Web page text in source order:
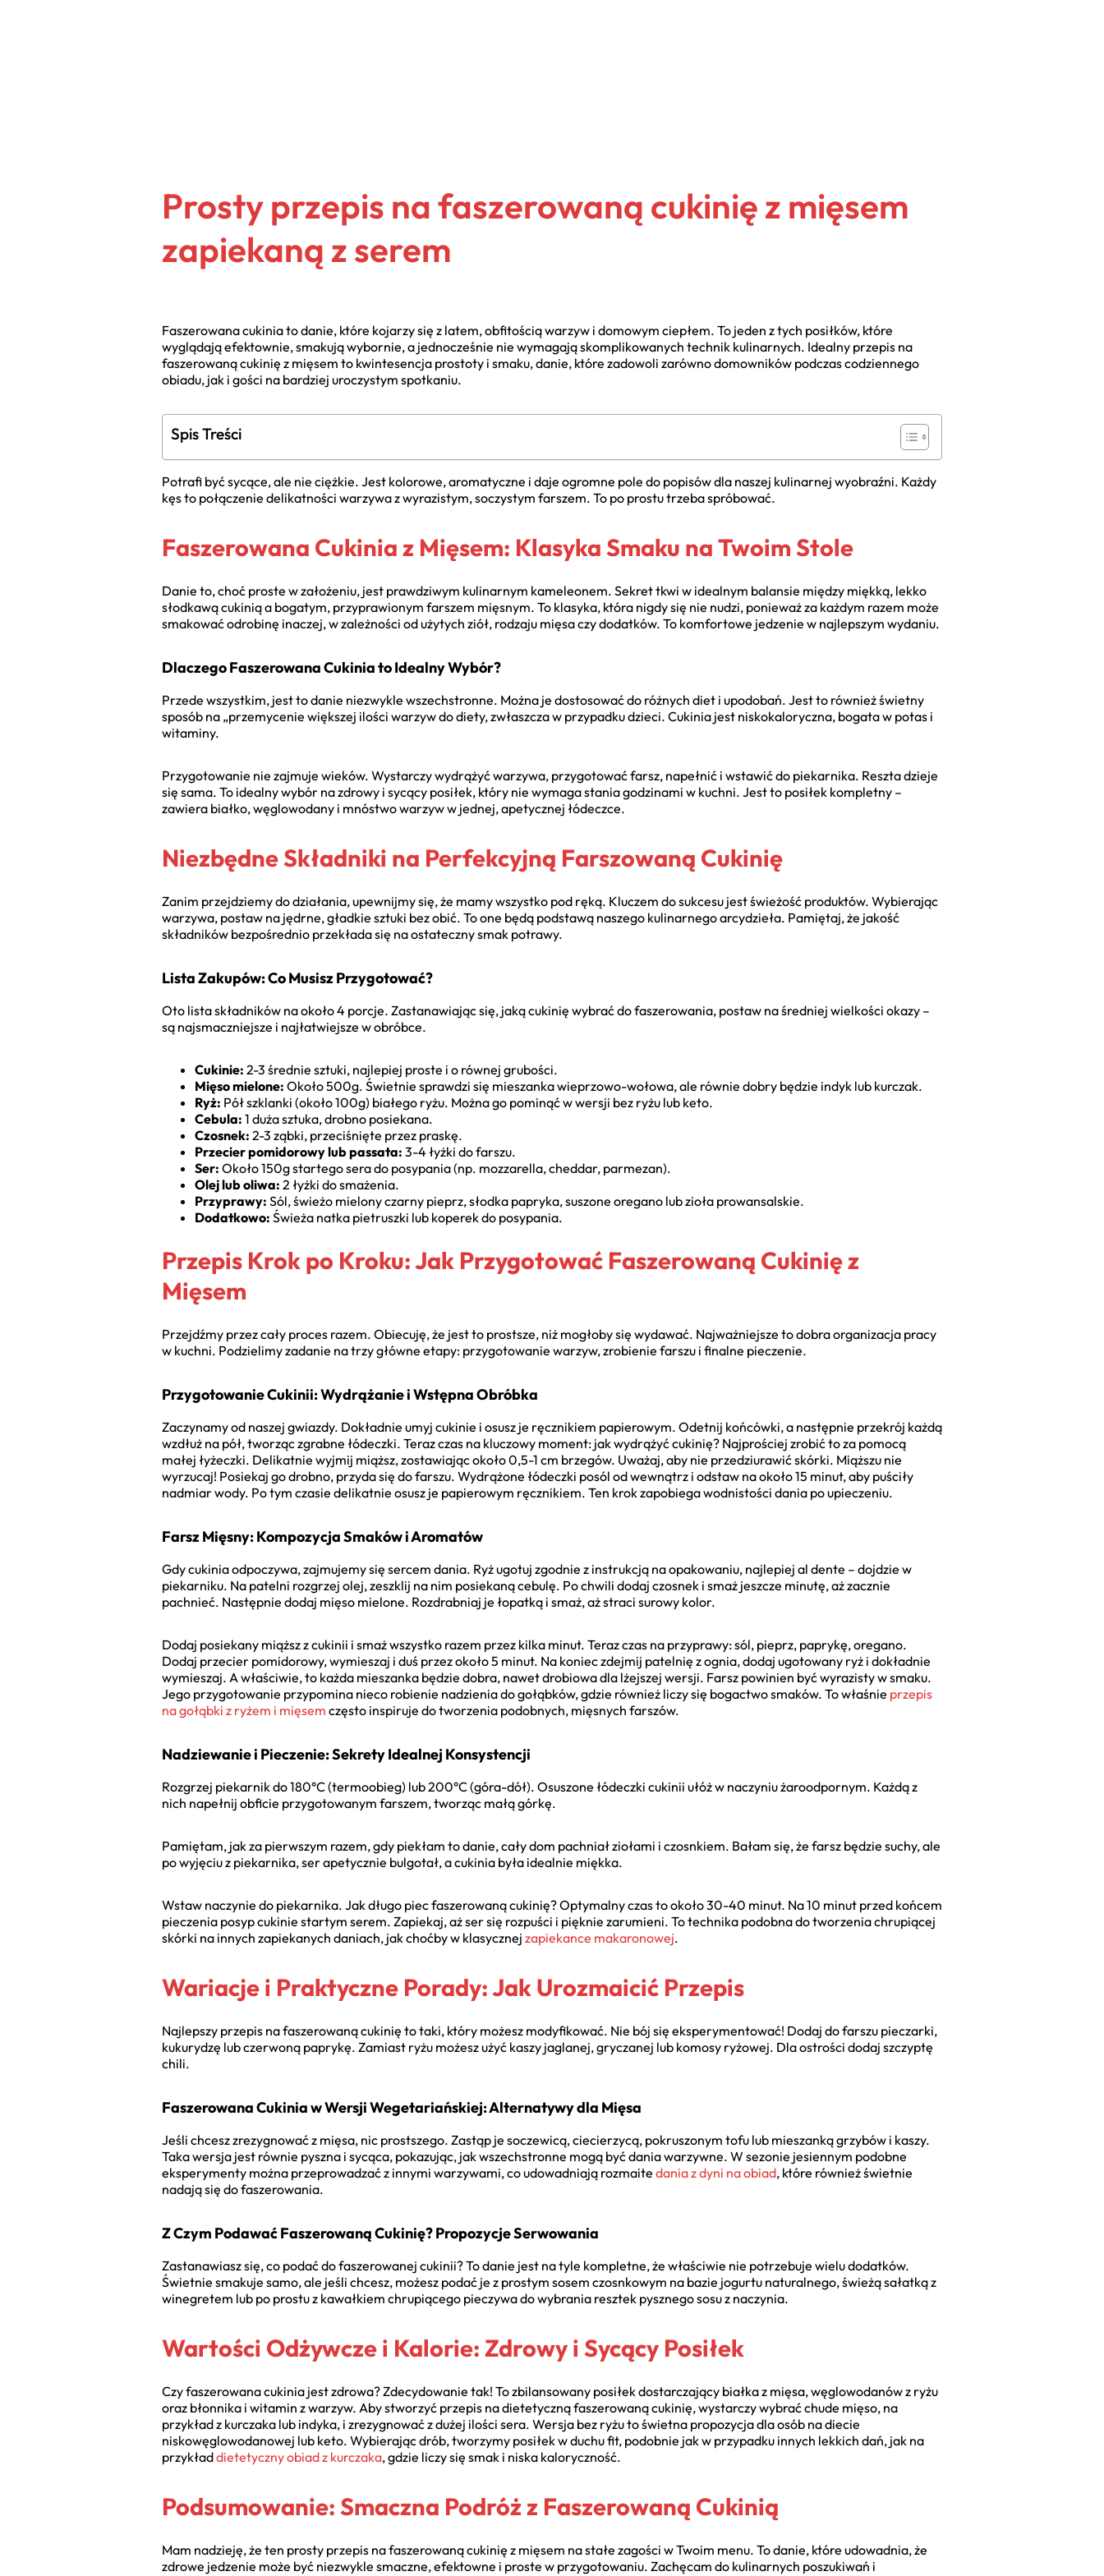
Prosty przepis na faszerowaną cukinię z mięsem
zapiekaną z serem
Faszerowana cukinia to danie, które kojarzy się z latem, obfitością warzyw i domowym ciepłem. To jeden z tych posiłków, które
wyglądają efektownie, smakują wybornie, a jednocześnie nie wymagają skomplikowanych technik kulinarnych. Idealny przepis na
faszerowaną cukinię z mięsem to kwintesencja prostoty i smaku, danie, które zadowoli zarówno domowników podczas codziennego
obiadu, jak i gości na bardziej uroczystym spotkaniu.
Spis Treści
Potrafi być sycące, ale nie ciężkie. Jest kolorowe, aromatyczne i daje ogromne pole do popisów dla naszej kulinarnej wyobraźni. Każdy
kęs to połączenie delikatności warzywa z wyrazistym, soczystym farszem. To po prostu trzeba spróbować.
Faszerowana Cukinia z Mięsem: Klasyka Smaku na Twoim Stole
Danie to, choć proste w założeniu, jest prawdziwym kulinarnym kameleonem. Sekret tkwi w idealnym balansie między miękką, lekko
słodkawą cukinią a bogatym, przyprawionym farszem mięsnym. To klasyka, która nigdy się nie nudzi, ponieważ za każdym razem może
smakować odrobinę inaczej, w zależności od użytych ziół, rodzaju mięsa czy dodatków. To komfortowe jedzenie w najlepszym wydaniu.
Dlaczego Faszerowana Cukinia to Idealny Wybór?
Przede wszystkim, jest to danie niezwykle wszechstronne. Można je dostosować do różnych diet i upodobań. Jest to również świetny
sposób na „przemycenie większej ilości warzyw do diety, zwłaszcza w przypadku dzieci. Cukinia jest niskokaloryczna, bogata w potas i
witaminy.
Przygotowanie nie zajmuje wieków. Wystarczy wydrążyć warzywa, przygotować farsz, napełnić i wstawić do piekarnika. Reszta dzieje
się sama. To idealny wybór na zdrowy i sycący posiłek, który nie wymaga stania godzinami w kuchni. Jest to posiłek kompletny –
zawiera białko, węglowodany i mnóstwo warzyw w jednej, apetycznej łódeczce.
Niezbędne Składniki na Perfekcyjną Farszowaną Cukinię
Zanim przejdziemy do działania, upewnijmy się, że mamy wszystko pod ręką. Kluczem do sukcesu jest świeżość produktów. Wybierając
warzywa, postaw na jędrne, gładkie sztuki bez obić. To one będą podstawą naszego kulinarnego arcydzieła. Pamiętaj, że jakość
składników bezpośrednio przekłada się na ostateczny smak potrawy.
Lista Zakupów: Co Musisz Przygotować?
Oto lista składników na około 4 porcje. Zastanawiając się, jaką cukinię wybrać do faszerowania, postaw na średniej wielkości okazy –
są najsmaczniejsze i najłatwiejsze w obróbce.
Cukinie: 2-3 średnie sztuki, najlepiej proste i o równej grubości.
Mięso mielone: Około 500g. Świetnie sprawdzi się mieszanka wieprzowo-wołowa, ale równie dobry będzie indyk lub kurczak.
Ryż: Pół szklanki (około 100g) białego ryżu. Można go pominąć w wersji bez ryżu lub keto.
Cebula: 1 duża sztuka, drobno posiekana.
Czosnek: 2-3 ząbki, przeciśnięte przez praskę.
Przecier pomidorowy lub passata: 3-4 łyżki do farszu.
Ser: Około 150g startego sera do posypania (np. mozzarella, cheddar, parmezan).
Olej lub oliwa: 2 łyżki do smażenia.
Przyprawy: Sól, świeżo mielony czarny pieprz, słodka papryka, suszone oregano lub zioła prowansalskie.
Dodatkowo: Świeża natka pietruszki lub koperek do posypania.
Przepis Krok po Kroku: Jak Przygotować Faszerowaną Cukinię z
Mięsem
Przejdźmy przez cały proces razem. Obiecuję, że jest to prostsze, niż mogłoby się wydawać. Najważniejsze to dobra organizacja pracy
w kuchni. Podzielimy zadanie na trzy główne etapy: przygotowanie warzyw, zrobienie farszu i finalne pieczenie.
Przygotowanie Cukinii: Wydrążanie i Wstępna Obróbka
Zaczynamy od naszej gwiazdy. Dokładnie umyj cukinie i osusz je ręcznikiem papierowym. Odetnij końcówki, a następnie przekrój każdą
wzdłuż na pół, tworząc zgrabne łódeczki. Teraz czas na kluczowy moment: jak wydrążyć cukinię? Najprościej zrobić to za pomocą
małej łyżeczki. Delikatnie wyjmij miąższ, zostawiając około 0,5-1 cm brzegów. Uważaj, aby nie przedziurawić skórki. Miąższu nie
wyrzucaj! Posiekaj go drobno, przyda się do farszu. Wydrążone łódeczki posól od wewnątrz i odstaw na około 15 minut, aby puściły
nadmiar wody. Po tym czasie delikatnie osusz je papierowym ręcznikiem. Ten krok zapobiega wodnistości dania po upieczeniu.
Farsz Mięsny: Kompozycja Smaków i Aromatów
Gdy cukinia odpoczywa, zajmujemy się sercem dania. Ryż ugotuj zgodnie z instrukcją na opakowaniu, najlepiej al dente – dojdzie w
piekarniku. Na patelni rozgrzej olej, zeszklij na nim posiekaną cebulę. Po chwili dodaj czosnek i smaż jeszcze minutę, aż zacznie
pachnieć. Następnie dodaj mięso mielone. Rozdrabniaj je łopatką i smaż, aż straci surowy kolor.
Dodaj posiekany miąższ z cukinii i smaż wszystko razem przez kilka minut. Teraz czas na przyprawy: sól, pieprz, paprykę, oregano.
Dodaj przecier pomidorowy, wymieszaj i duś przez około 5 minut. Na koniec zdejmij patelnię z ognia, dodaj ugotowany ryż i dokładnie
wymieszaj. A właściwie, to każda mieszanka będzie dobra, nawet drobiowa dla lżejszej wersji. Farsz powinien być wyrazisty w smaku.
Jego przygotowanie przypomina nieco robienie nadzienia do gołąbków, gdzie również liczy się bogactwo smaków. To właśnie przepis
na gołąbki z ryżem i mięsem często inspiruje do tworzenia podobnych, mięsnych farszów.
Nadziewanie i Pieczenie: Sekrety Idealnej Konsystencji
Rozgrzej piekarnik do 180°C (termoobieg) lub 200°C (góra-dół). Osuszone łódeczki cukinii ułóż w naczyniu żaroodpornym. Każdą z
nich napełnij obficie przygotowanym farszem, tworząc małą górkę.
Pamiętam, jak za pierwszym razem, gdy piekłam to danie, cały dom pachniał ziołami i czosnkiem. Bałam się, że farsz będzie suchy, ale
po wyjęciu z piekarnika, ser apetycznie bulgotał, a cukinia była idealnie miękka.
Wstaw naczynie do piekarnika. Jak długo piec faszerowaną cukinię? Optymalny czas to około 30-40 minut. Na 10 minut przed końcem
pieczenia posyp cukinie startym serem. Zapiekaj, aż ser się rozpuści i pięknie zarumieni. To technika podobna do tworzenia chrupiącej
skórki na innych zapiekanych daniach, jak choćby w klasycznej zapiekance makaronowej.
Wariacje i Praktyczne Porady: Jak Urozmaicić Przepis
Najlepszy przepis na faszerowaną cukinię to taki, który możesz modyfikować. Nie bój się eksperymentować! Dodaj do farszu pieczarki,
kukurydzę lub czerwoną paprykę. Zamiast ryżu możesz użyć kaszy jaglanej, gryczanej lub komosy ryżowej. Dla ostrości dodaj szczyptę
chili.
Faszerowana Cukinia w Wersji Wegetariańskiej: Alternatywy dla Mięsa
Jeśli chcesz zrezygnować z mięsa, nic prostszego. Zastąp je soczewicą, ciecierzycą, pokruszonym tofu lub mieszanką grzybów i kaszy.
Taka wersja jest równie pyszna i sycąca, pokazując, jak wszechstronne mogą być dania warzywne. W sezonie jesiennym podobne
eksperymenty można przeprowadzać z innymi warzywami, co udowadniają rozmaite dania z dyni na obiad, które również świetnie
nadają się do faszerowania.
Z Czym Podawać Faszerowaną Cukinię? Propozycje Serwowania
Zastanawiasz się, co podać do faszerowanej cukinii? To danie jest na tyle kompletne, że właściwie nie potrzebuje wielu dodatków.
Świetnie smakuje samo, ale jeśli chcesz, możesz podać je z prostym sosem czosnkowym na bazie jogurtu naturalnego, świeżą sałatką z
winegretem lub po prostu z kawałkiem chrupiącego pieczywa do wybrania resztek pysznego sosu z naczynia.
Wartości Odżywcze i Kalorie: Zdrowy i Sycący Posiłek
Czy faszerowana cukinia jest zdrowa? Zdecydowanie tak! To zbilansowany posiłek dostarczający białka z mięsa, węglowodanów z ryżu
oraz błonnika i witamin z warzyw. Aby stworzyć przepis na dietetyczną faszerowaną cukinię, wystarczy wybrać chude mięso, na
przykład z kurczaka lub indyka, i zrezygnować z dużej ilości sera. Wersja bez ryżu to świetna propozycja dla osób na diecie
niskowęglowodanowej lub keto. Wybierając drób, tworzymy posiłek w duchu fit, podobnie jak w przypadku innych lekkich dań, jak na
przykładdietetyczny obiad z kurczaka, gdzie liczy się smak i niska kaloryczność.
Podsumowanie: Smaczna Podróż z Faszerowaną Cukinią
Mam nadzieję, że ten prosty przepis na faszerowaną cukinię z mięsem na stałe zagości w Twoim menu. To danie, które udowadnia, że
zdrowe jedzenie może być niezwykle smaczne, efektowne i proste w przygotowaniu. Zachęcam do kulinarnych poszukiwań i